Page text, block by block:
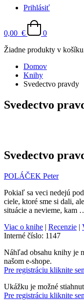
Prihlásiť
0,00 €
0
Žiadne produkty v
Domov
Knihy
Svedectvo pravdy
Svedectvo
Svedectvo
POLÁČEK Peter
Pokiaľ sa veci nedejú
ciele, ktoré sme si dali,
situácie a nevieme, kam
Viac o knihe | Recenzie |
Interné číslo: 1147
Náhľad obsahu knihy je
našom e-shope.
Pre registráciu kliknite
Ukážku je možné
Pre registráciu kliknite